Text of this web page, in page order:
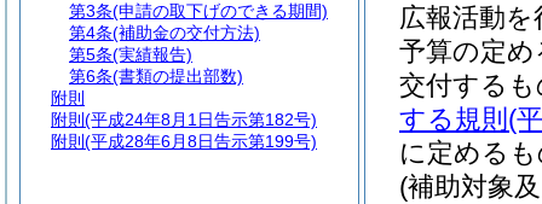
広報活動
予算の定
交付する
する規則 (
に定める
(補助対象
第3条(申請の取下げのできる期間)
第4条(補助金の交付方法)
第5条(実績報告)
第6条(書類の提出部数)
附則
附則 (平成24年8月1日告示第182号)
附則 (平成28年6月8日告示第199号)